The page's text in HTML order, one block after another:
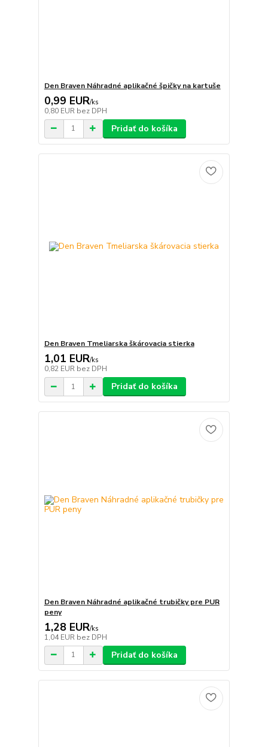
Den Braven Náhradné aplikačné špičky na kartuše
0,99 EUR/ks
0,80 EUR bez DPH
Pridať do košíka
Den Braven Tmeliarska škárovacia stierka
1,01 EUR/ks
0,82 EUR bez DPH
Pridať do košíka
Den Braven Náhradné aplikačné trubičky pre PUR
peny
1,28 EUR/ks
1,04 EUR bez DPH
Pridať do košíka